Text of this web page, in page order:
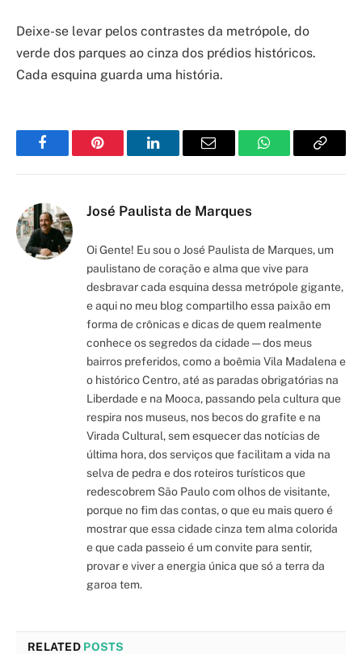
Deixe-se levar pelos contrastes da metrópole, do
verde dos parques ao cinza dos prédios históricos.
Cada esquina guarda uma história.
FacebookPinterest LinkedInEmail WhatsAppCopy
José Paulista de Marques
Oi Gente! Eu sou o José Paulista de Marques, um
paulistano de coração e alma que vive para
desbravar cada esquina dessa metrópole gigante,
e aqui no meu blog compartilho essa paixão em
forma de crônicas e dicas de quem realmente
conhece os segredos da cidade — dos meus
bairros preferidos, como a boêmia Vila Madalena e
o histórico Centro, até as paradas obrigatórias na
Liberdade e na Mooca, passando pela cultura que
respira nos museus, nos becos do grafite e na
Virada Cultural, sem esquecer das notícias de
última hora, dos serviços que facilitam a vida na
selva de pedra e dos roteiros turísticos que
redescobrem São Paulo com olhos de visitante,
porque no fim das contas, o que eu mais quero é
mostrar que essa cidade cinza tem alma colorida
e que cada passeio é um convite para sentir,
provar e viver a energia única que só a terra da
garoa tem.
RELATED POSTS